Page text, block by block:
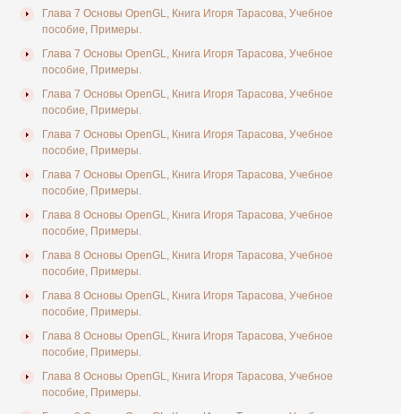
Глава 7 Основы OpenGL, Книга Игоря Тарасова, Учебное
пособие, Примеры.
Глава 7 Основы OpenGL, Книга Игоря Тарасова, Учебное
пособие, Примеры.
Глава 7 Основы OpenGL, Книга Игоря Тарасова, Учебное
пособие, Примеры.
Глава 7 Основы OpenGL, Книга Игоря Тарасова, Учебное
пособие, Примеры.
Глава 7 Основы OpenGL, Книга Игоря Тарасова, Учебное
пособие, Примеры.
Глава 8 Основы OpenGL, Книга Игоря Тарасова, Учебное
пособие, Примеры.
Глава 8 Основы OpenGL, Книга Игоря Тарасова, Учебное
пособие, Примеры.
Глава 8 Основы OpenGL, Книга Игоря Тарасова, Учебное
пособие, Примеры.
Глава 8 Основы OpenGL, Книга Игоря Тарасова, Учебное
пособие, Примеры.
Глава 8 Основы OpenGL, Книга Игоря Тарасова, Учебное
пособие, Примеры.